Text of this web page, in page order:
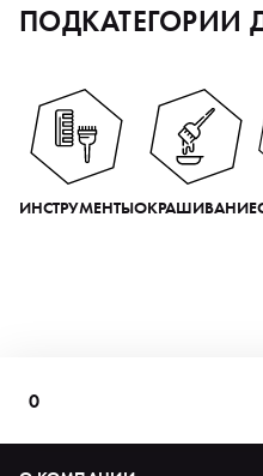
ПОДКАТЕГОРИИ
ИНСТРУМЕНТЫОКРАШИВАНИЕ
0